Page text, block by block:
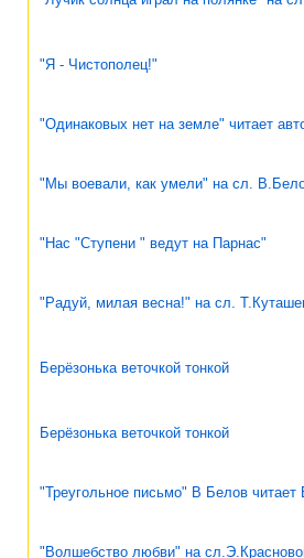
"Я - Чистополец!"
"Одинаковых нет на земле" читает
"Мы воевали, как умели" на сл.
"Нас "Ступени " ведут на Парнас"
"Радуй, милая весна!" на сл.
Берёзонька веточкой тонкой
Берёзонька веточкой тонкой
"Треугольное письмо" В Белов читает
"Волшебство любви" на